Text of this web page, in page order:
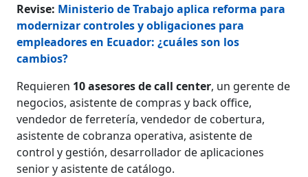
Revise: Ministerio de Trabajo aplica reforma para
modernizar controles y obligaciones para
empleadores en Ecuador: ¿cuáles son los
cambios?
Requieren 10 asesores de call center, un gerente de
negocios, asistente de compras y back office,
vendedor de ferretería, vendedor de cobertura,
asistente de cobranza operativa, asistente de
control y gestión, desarrollador de aplicaciones
senior y asistente de catálogo.